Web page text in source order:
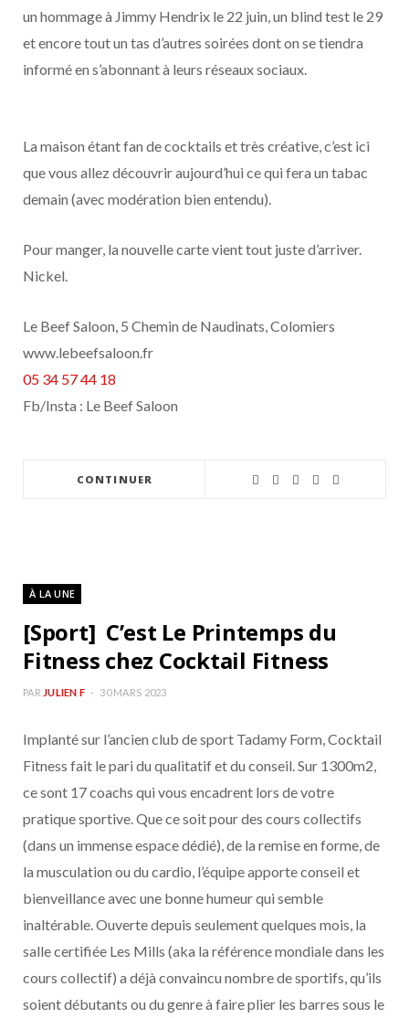
un hommage à Jimmy Hendrix le 22 juin, un blind test le 29
et encore tout un tas d’autres soirées dont on se tiendra
informé en s’abonnant à leurs réseaux sociaux.
La maison étant fan de cocktails et très créative, c’est ici
que vous allez découvrir aujourd’hui ce qui fera un tabac
demain (avec modération bien entendu).
Pour manger, la nouvelle carte vient tout juste d’arriver.
Nickel.
Le Beef Saloon, 5 Chemin de Naudinats, Colomiers
www.lebeefsaloon.fr
05 34 57 44 18
Fb/Insta : Le Beef Saloon
CONTINUER
À LA UNE
[Sport] C’est Le Printemps du
Fitness chez Cocktail Fitness
PAR JULIEN F 30 MARS 2023
Implanté sur l’ancien club de sport Tadamy Form, Cocktail
Fitness fait le pari du qualitatif et du conseil. Sur 1300m2,
ce sont 17 coachs qui vous encadrent lors de votre
pratique sportive. Que ce soit pour des cours collectifs
(dans un immense espace dédié), de la remise en forme, de
la musculation ou du cardio, l’équipe apporte conseil et
bienveillance avec une bonne humeur qui semble
inaltérable. Ouverte depuis seulement quelques mois, la
salle certifiée Les Mills (aka la référence mondiale dans les
cours collectif) a déjà convaincu nombre de sportifs, qu’ils
soient débutants ou du genre à faire plier les barres sous le